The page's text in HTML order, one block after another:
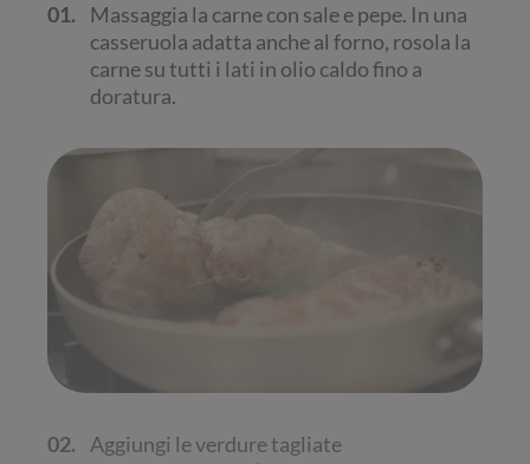
01.
Massaggia la carne con sale e pepe. In una
casseruola adatta anche al forno, rosola la
carne su tutti i lati in olio caldo fino a
doratura.
02.
Aggiungi le verdure tagliate